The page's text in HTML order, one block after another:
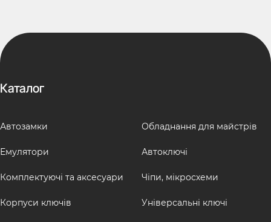
Каталог
Автозамки
Емулятори
Комплектуючі та аксесуари
Корпуси ключів
Обладнання для майстрів
Автоключі
Чіпи, мікросхеми
Універсальні ключі